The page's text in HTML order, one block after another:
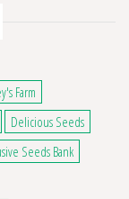
Farm
Delicious Seeds
Seeds Bank